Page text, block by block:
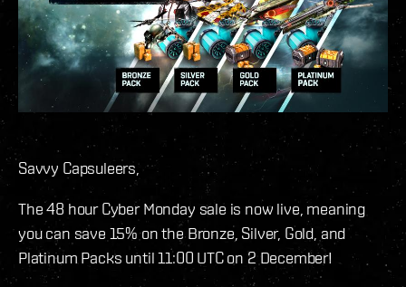
Savvy Capsuleers,
The 48 hour Cyber Monday sale is now live, meaning
you can save 15% on the Bronze, Silver, Gold, and
Platinum Packs until 11:00 UTC on 2 December!